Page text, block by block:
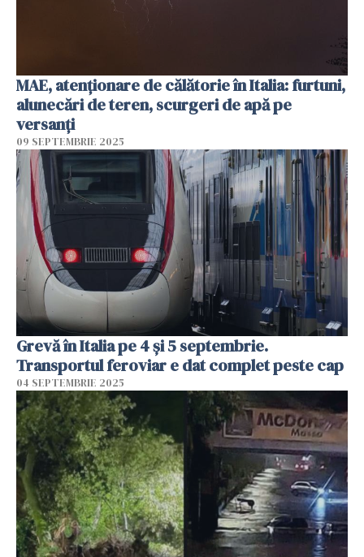
MAE, atenţionare de călătorie în Italia: furtuni,
alunecări de teren, scurgeri de apă pe
versanţi
09 SEPTEMBRIE 2025
Grevă în Italia pe 4 și 5 septembrie.
Transportul feroviar e dat complet peste cap
04 SEPTEMBRIE 2025